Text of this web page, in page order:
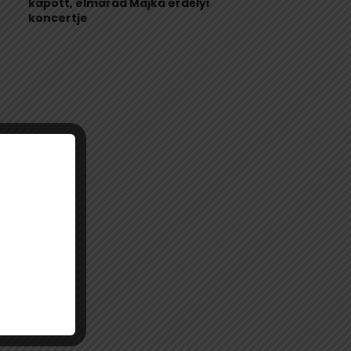
koncertje